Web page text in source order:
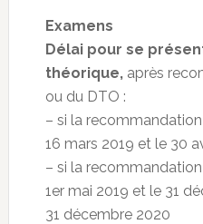
Examens
Délai pour se
théorique,après
ou du DTO :
– si la
16 mars 2019 et le 30
– si la
1er mai 2019 et le 31
31 décembre 2020